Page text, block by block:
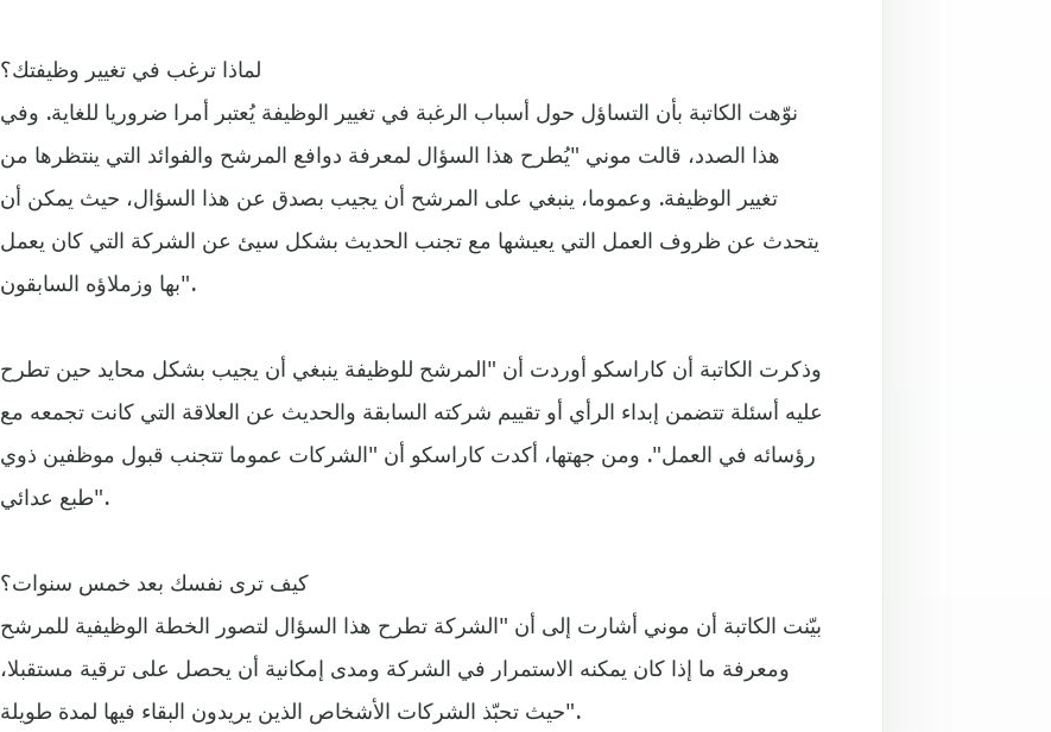
لماذا ترغب في تغيير وظيفتك؟
نوّهت الكاتبة بأن التساؤل حول أسباب الرغبة في تغيير الوظيفة يُعتبر أمرا ضروريا للغاية. وفي
هذا الصدد، قالت موني "يُطرح هذا السؤال لمعرفة دوافع المرشح والفوائد التي ينتظرها من
تغيير الوظيفة. وعموما، ينبغي على المرشح أن يجيب بصدق عن هذا السؤال، حيث يمكن أن
يتحدث عن ظروف العمل التي يعيشها مع تجنب الحديث بشكل سيئ عن الشركة التي كان يعمل
بها وزملاؤه السابقون".
وذكرت الكاتبة أن كاراسكو أوردت أن "المرشح للوظيفة ينبغي أن يجيب بشكل محايد حين تطرح
عليه أسئلة تتضمن إبداء الرأي أو تقييم شركته السابقة والحديث عن العلاقة التي كانت تجمعه مع
رؤسائه في العمل". ومن جهتها، أكدت كاراسكو أن "الشركات عموما تتجنب قبول موظفين ذوي
طبع عدائي".
كيف ترى نفسك بعد خمس سنوات؟
بيّنت الكاتبة أن موني أشارت إلى أن "الشركة تطرح هذا السؤال لتصور الخطة الوظيفية للمرشح
ومعرفة ما إذا كان يمكنه الاستمرار في الشركة ومدى إمكانية أن يحصل على ترقية مستقبلا،
حيث تحبّذ الشركات الأشخاص الذين يريدون البقاء فيها لمدة طويلة".